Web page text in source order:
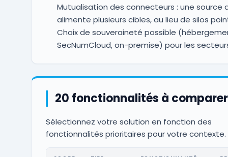
Mutualisation des connecteurs : une source
alimente plusieurs cibles, au lieu de silos
Choix de souveraineté possible
SecNumCloud, on-premise) pour les
20 fonctionnalités à comparer
Sélectionnez votre solution en fonction des
fonctionnalités prioritaires pour votre contexte.